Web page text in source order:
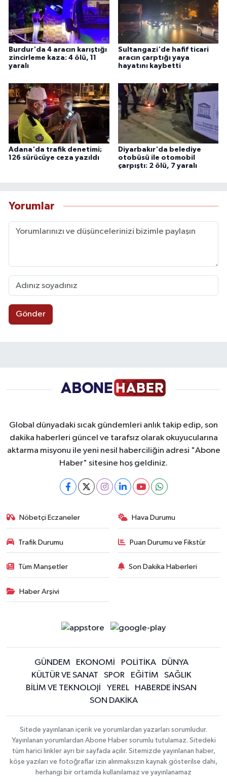
Burdur'da 4 aracın karıştığı
zincirleme kaza: 4 ölü, 11
yaralı
Sultangazi'de hafif ticari
aracın çarptığı yaya
hayatını kaybetti
Adana'da trafik denetimi;
126 sürücüye ceza yazıldı
Diyarbakır'da belediye
otobüsü ile otomobil
çarpıştı: 2 ölü, 7 yaralı
Yorumlar
Gönder
Global dünyadaki sıcak gündemleri anlık takip edip, son
dakika haberleri güncel ve tarafsız olarak okuyucularına
aktarma misyonu ile yeni nesil haberciliğin adresi "Abone
Haber" sitesine hoş geldiniz.
Nöbetçi Eczaneler Hava Durumu
Trafik Durumu Puan Durumu ve Fikstür
Tüm Manşetler Son Dakika Haberleri
Haber Arşivi
GÜNDEM EKONOMİ POLİTİKA
DÜNYA
KÜLTÜR VE SANAT
SPOR EĞİTİM
SAĞLIK
BİLİM VE TEKNOLOJİ
YEREL
HABERDE İNSAN
SON DAKİKA
Sitede yayınlanan içerik ve yorumlardan yazarları sorumludur.
Yayınlanan yorumlardan Abone Haber sorumlu tutulamaz. Sitedeki
tüm harici linkler ayrı bir sayfada açılır. Sitemizde yayınlanan haber,
köşe yazıları ve fotoğraflar izin alınmaksızın kaynak gösterilse dahi,
herhangi bir ortamda kullanılamaz ve yayınlanamaz